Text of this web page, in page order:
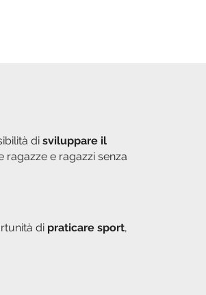
di sviluppare il
e ragazzi senza
di praticare sport,